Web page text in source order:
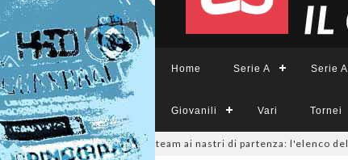
Home Serie A Serie
Giovanili Vari Tornei
sono 14 i team ai nastri di partenza: l'elenco delle